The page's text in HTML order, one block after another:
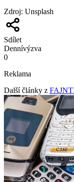
Zdroj: Unsplash
Sdílet
Dennívýzva
0
Reklama
Další články z